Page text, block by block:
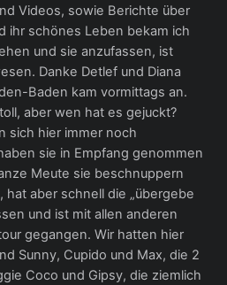
Videos, sowie Berichte über
ihr schönes Leben bekam ich
und sie anzufassen, ist
Danke Detlef und Diana
Baden kam vormittags an.
aber wen hat es gejuckt?
sich hier immer noch
sie in Empfang genommen
Meute sie beschnuppern
aber schnell die „übergebe
und ist mit allen anderen
gegangen. Wir hatten hier
Sunny, Cupido und Max, die 2
Coco und Gipsy, die ziemlich